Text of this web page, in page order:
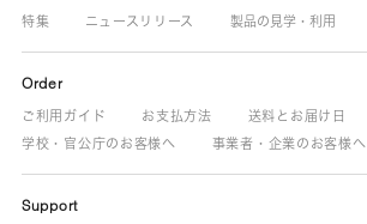
特集 ニュースリリース 製品の見学・利用
Order
ご利用ガイド お支払方法 送料とお届け日
学校・官公庁のお客様へ
事業者・企業のお客様へ
Support